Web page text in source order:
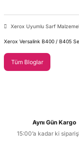
Xerox Uyumlu Sarf
Xerox Versalink B400 / B405
Tüm Bloglar
Aynı Gün Kargo
15:00’a kadar ki